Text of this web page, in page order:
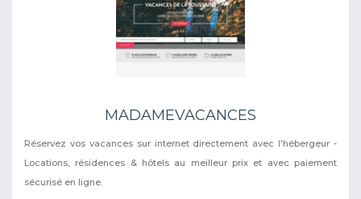
MADAMEVACANCES
Réservez vos vacances sur internet directement avec l'hébergeur -
Locations, résidences & hôtels au meilleur prix et avec paiement
sécurisé en ligne.